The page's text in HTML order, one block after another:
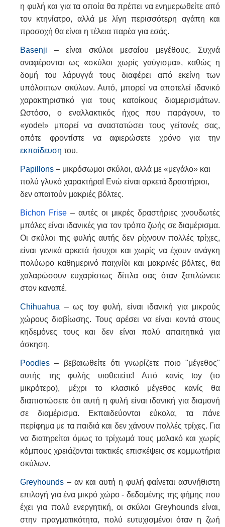
η φυλή και για τα οποία θα πρέπει να ενημερωθείτε από
τον κτηνίατρο, αλλά με λίγη περισσότερη αγάπη και
προσοχή θα είναι η τέλεια παρέα για εσάς.
Basenji – είναι σκύλοι μεσαίου μεγέθους. Συχνά
αναφέρονται ως «σκύλοι χωρίς γαύγισμα», καθώς η
δομή του λάρυγγά τους διαφέρει από εκείνη των
υπόλοιπων σκύλων. Αυτό, μπορεί να αποτελεί ιδανικό
χαρακτηριστικό για τους κατοίκους διαμερισμάτων.
Ωστόσο, ο εναλλακτικός ήχος που παράγουν, το
«yodel» μπορεί να αναστατώσει τους γείτονές σας,
οπότε φροντίστε να αφιερώσετε χρόνο για την
εκπαίδευση του.
Papillons – μικρόσωμοι σκύλοι, αλλά με «μεγάλο» και
πολύ γλυκό χαρακτήρα! Ενώ είναι αρκετά δραστήριοι,
δεν απαιτούν μακριές βόλτες.
Bichon Frise – αυτές οι μικρές δραστήριες χνουδωτές
μπάλες είναι ιδανικές για τον τρόπο ζωής σε διαμέρισμα.
Οι σκύλοι της φυλής αυτής δεν ρίχνουν πολλές τρίχες,
είναι γενικά αρκετά ήσυχοι και χωρίς να έχουν ανάγκη
πολύωρο καθημερινό παιχνίδι και μακρινές βόλτες, θα
χαλαρώσουν ευχαρίστως δίπλα σας όταν ξαπλώνετε
στον καναπέ.
Chihuahua – ως toy φυλή, είναι ιδανική για μικρούς
χώρους διαβίωσης. Τους αρέσει να είναι κοντά στους
κηδεμόνες τους και δεν είναι πολύ απαιτητικά για
άσκηση.
Poodles – βεβαιωθείτε ότι γνωρίζετε ποιο "μέγεθος"
αυτής της φυλής υιοθετείτε! Από κανίς toy (το
μικρότερο), μέχρι το κλασικό μέγεθος κανίς θα
διαπιστώσετε ότι αυτή η φυλή είναι ιδανική για διαμονή
σε διαμέρισμα. Εκπαιδεύονται εύκολα, τα πάνε
περίφημα με τα παιδιά και δεν χάνουν πολλές τρίχες. Για
να διατηρείται όμως το τρίχωμά τους μαλακό και χωρίς
κόμπους χρειάζονται τακτικές επισκέψεις σε κομμωτήρια
σκύλων.
Greyhounds – αν και αυτή η φυλή φαίνεται ασυνήθιστη
επιλογή για ένα μικρό χώρο - δεδομένης της φήμης που
έχει για πολύ ενεργητική, οι σκύλοι Greyhounds είναι,
στην πραγματικότητα, πολύ ευτυχισμένοι όταν η ζωή